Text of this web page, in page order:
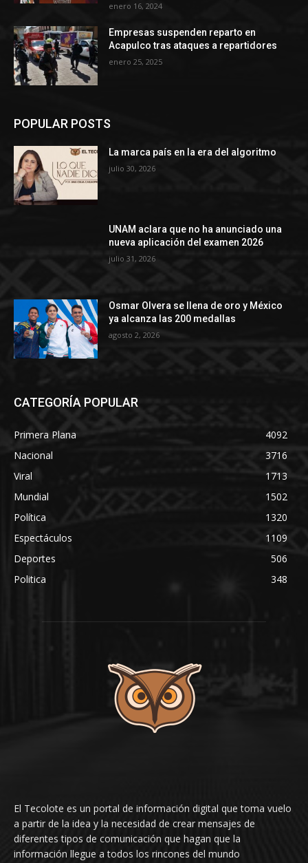
enero 16, 2024
Empresas suspenden reparto en
Acapulco tras ataques a repartidores
enero 25, 2025
POPULAR POSTS
La marca país en la era del algoritmo
julio 30, 2026
UNAM aclara que no ha anunciado una
nueva aplicación del examen 2026
julio 31, 2026
Osmar Olvera se llena de oro y México
ya alcanza las 200 medallas
agosto 2, 2026
CATEGORÍA POPULAR
Primera Plana
4092
Nacional
3716
Viral
1713
Mundial
1502
Política
1320
Espectáculos
1109
Deportes
506
Politica
348
El Tecolote es un portal de información digital que toma vuelo
a partir de la idea y la necesidad de crear mensajes de
diferentes tipos de comunicación que hagan que la
información llegue a todos los rincones del mundo